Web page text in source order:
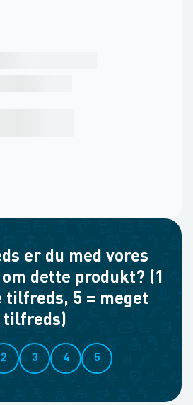
er du med vores
dette produkt? (1
tilfreds, 5 = meget
tilfreds)
2 3 4 5